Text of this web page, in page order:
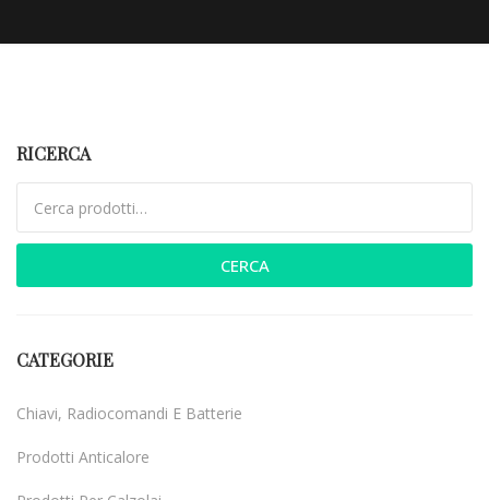
RICERCA
CERCA
CATEGORIE
Chiavi, Radiocomandi E Batterie
Prodotti Anticalore